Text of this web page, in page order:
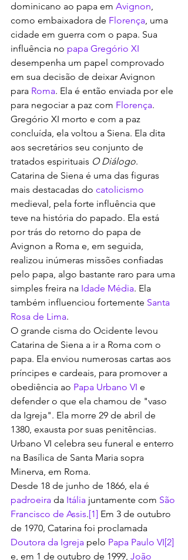
dominicano ao papa em Avignon,
como embaixadora de Florença, uma
cidade em guerra com o papa. Sua
influência no papa Gregório XI
desempenha um papel comprovado
em sua decisão de deixar Avignon
para Roma. Ela é então enviada por ele
para negociar a paz com Florença.
Gregório XI morto e com a paz
concluída, ela voltou a Siena. Ela dita
aos secretários seu conjunto de
tratados espirituais O Diálogo.
Catarina de Siena é uma das figuras
mais destacadas do catolicismo
medieval, pela forte influência que
teve na história do papado. Ela está
por trás do retorno do papa de
Avignon a Roma e, em seguida,
realizou inúmeras missões confiadas
pelo papa, algo bastante raro para uma
simples freira na Idade Média. Ela
também influenciou fortemente Santa
Rosa de Lima.
O grande cisma do Ocidente levou
Catarina de Siena a ir a Roma com o
papa. Ela enviou numerosas cartas aos
príncipes e cardeais, para promover a
obediência ao Papa Urbano VI e
defender o que ela chamou de "vaso
da Igreja". Ela morre 29 de abril de
1380, exausta por suas penitências.
Urbano VI celebra seu funeral e enterro
na Basílica de Santa Maria sopra
Minerva, em Roma.
Desde 18 de junho de 1866, ela é
padroeira da Itália juntamente com São
Francisco de Assis.[1] Em 3 de outubro
de 1970, Catarina foi proclamada
Doutora da Igreja pelo Papa Paulo VI[2]
e, em 1 de outubro de 1999, João